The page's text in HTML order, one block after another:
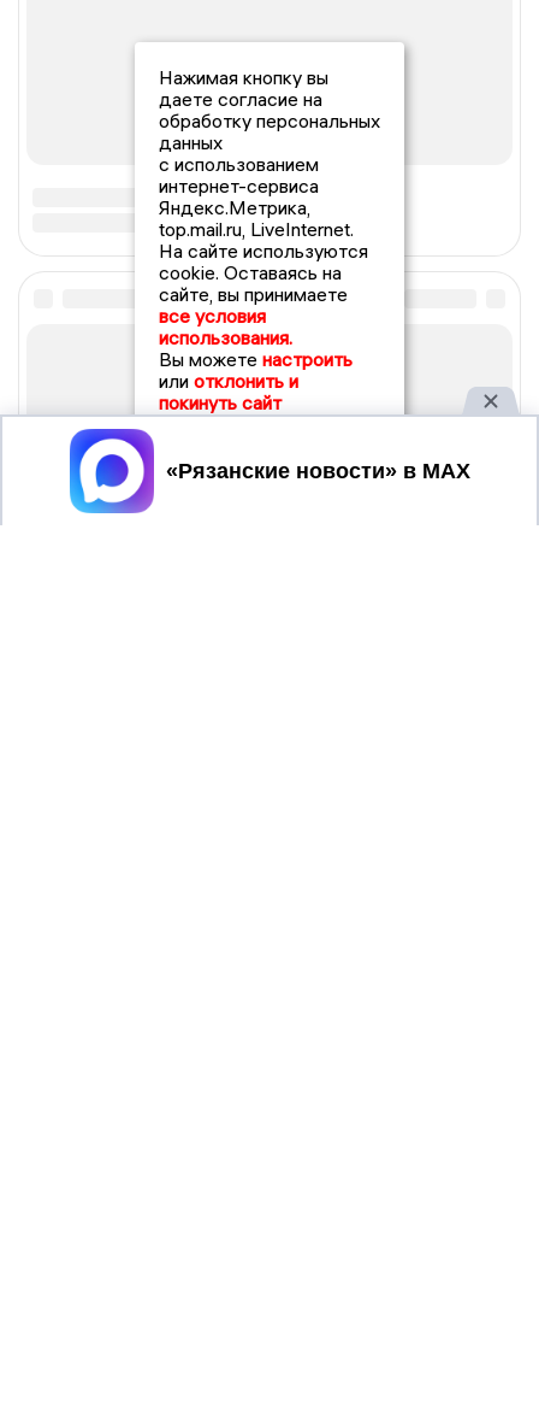
Нажимая кнопку вы
даете согласие на
обработку персональных
данных
с использованием
интернет-сервиса
Яндекс.Метрика,
top.mail.ru, LiveInternet.
На сайте используются
cookie. Оставаясь на
сайте, вы принимаете
все условия
использования.
Вы можете настроить
или отклонить и
покинуть сайт
Принять